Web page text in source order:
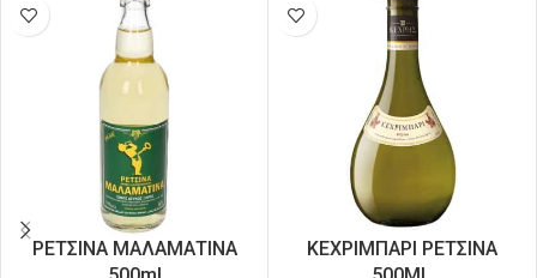
ΡΕΤΣΙΝΑ ΜΑΛΑΜΑΤΙΝΑ
ΚΕΧΡΙΜΠΑΡΙ ΡΕΤΣΙΝΑ